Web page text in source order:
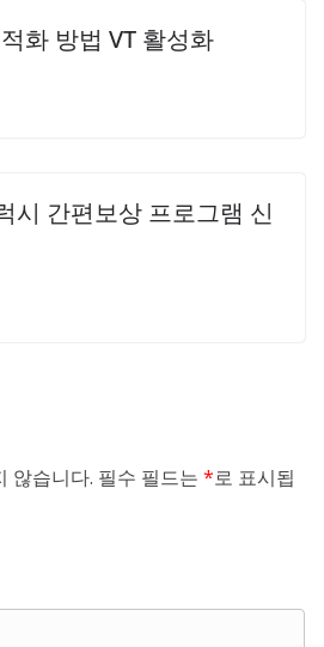
화 방법 VT 활성화
시 간편보상 프로그램 신
않습니다. 필수 필드는 *로 표시됩